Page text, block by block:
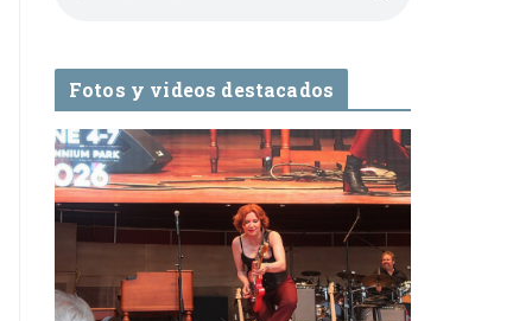
Fotos y videos destacados